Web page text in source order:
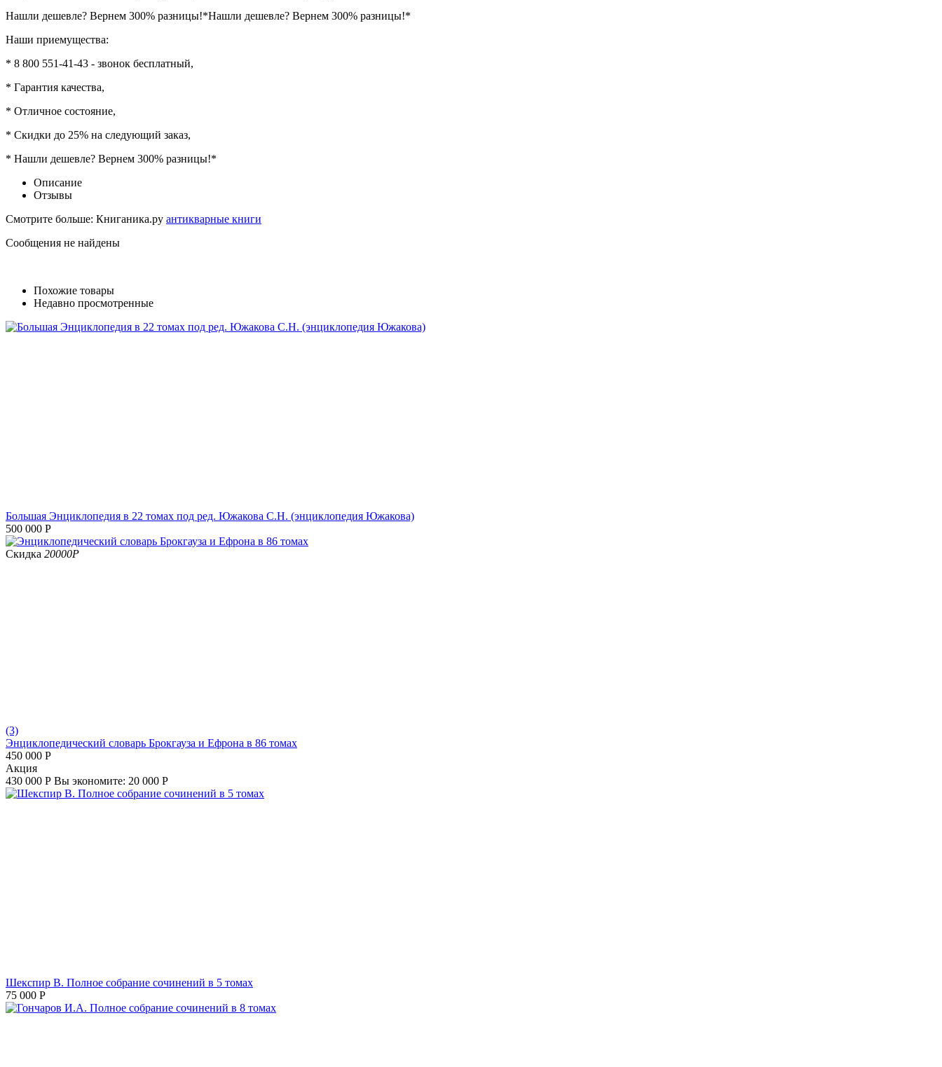
Нашли дешевле? Вернем 300% разницы!*Нашли дешевле? Вернем 300% разницы!*
Наши приемущества:
* 8 800 551-41-43 - звонок бесплатный,
* Гарантия качества,
* Отличное состояние,
* Скидки до 25% на следующий заказ,
* Нашли дешевле? Вернем 300% разницы!*
Описание
Отзывы
Смотрите больше: Книганика.ру антикварные книги
Сообщения не найдены
Похожие товары
Недавно просмотренные
Большая Энциклопедия в 22 томах под ред. Южакова С.Н. (энциклопедия Южакова)
500 000 Р
Скидка 20000Р
(3)
Энциклопедический словарь Брокгауза и Ефрона в 86 томах
450 000 Р
Aкция
430 000 Р Вы экономите: 20 000 Р
Шекспир В. Полное собрание сочинений в 5 томах
75 000 Р